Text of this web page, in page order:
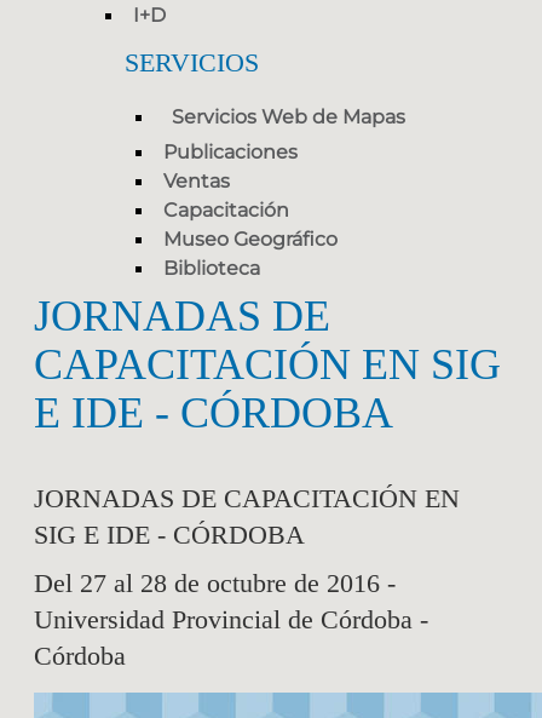
I+D
SERVICIOS
Servicios Web de Mapas
Publicaciones
Ventas
Capacitación
Museo Geográfico
Biblioteca
JORNADAS DE
CAPACITACIÓN EN SIG
E IDE - CÓRDOBA
JORNADAS DE CAPACITACIÓN EN
SIG E IDE - CÓRDOBA
Del 27 al 28 de octubre de 2016 -
Universidad Provincial de Córdoba -
Córdoba